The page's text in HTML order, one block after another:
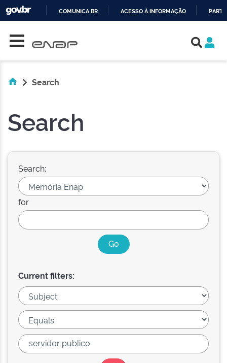
COMUNICA BR ACESSO À INFORMAÇÃO
Search
Search
Search:
for
Current filters: